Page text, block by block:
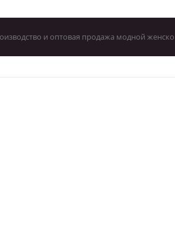
и оптовая продажа модной